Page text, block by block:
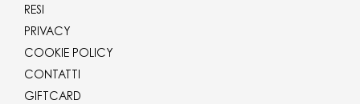
RESI
PRIVACY
COOKIE POLICY
CONTATTI
GIFTCARD